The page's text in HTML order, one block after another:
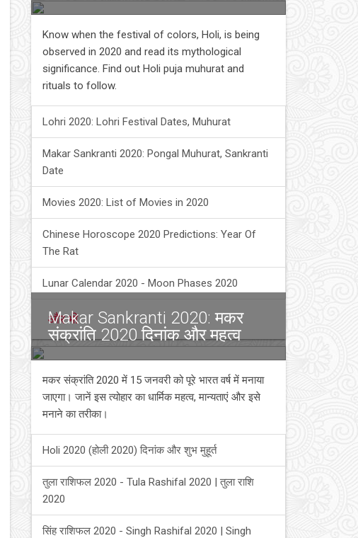
Know when the festival of colors, Holi, is being
observed in 2020 and read its mythological
significance. Find out Holi puja muhurat and
rituals to follow.
Lohri 2020: Lohri Festival Dates, Muhurat
Makar Sankranti 2020: Pongal Muhurat, Sankranti
Date
Movies 2020: List of Movies in 2020
Chinese Horoscope 2020 Predictions: Year Of
The Rat
Lunar Calendar 2020 - Moon Phases 2020
और भी
Makar Sankranti 2020: मकर
संक्रांति 2020 दिनांक और महत्व
मकर संक्रांति 2020 में 15 जनवरी को पूरे भारत वर्ष में मनाया
जाएगा। जानें इस त्योहार का धार्मिक महत्व, मान्यताएं और इसे
मनाने का तरीका।
Holi 2020 (होली 2020) दिनांक और शुभ मुहूर्त
तुला राशिफल 2020 - Tula Rashifal 2020 | तुला राशि
2020
सिंह राशिफल 2020 - Singh Rashifal 2020 | Singh